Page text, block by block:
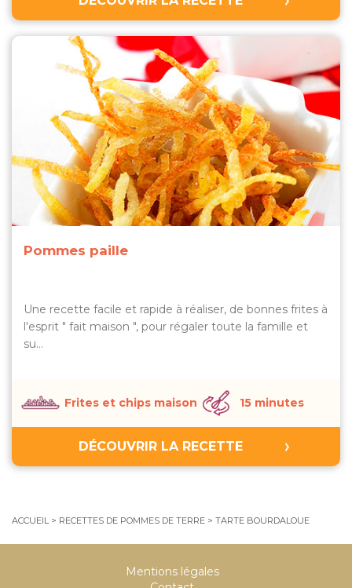
Pommes paille
Une recette facile et rapide à réaliser, de bonnes frites à
l'esprit " fait maison ", pour régaler toute la famille et
su…
Frites et chips maison 15 minutes
DÉCOUVRIR LA RECETTE
ACCUEIL> RECETTES DE POMMES DE TERRE > TARTE BOURDALOUE
Mentions légales